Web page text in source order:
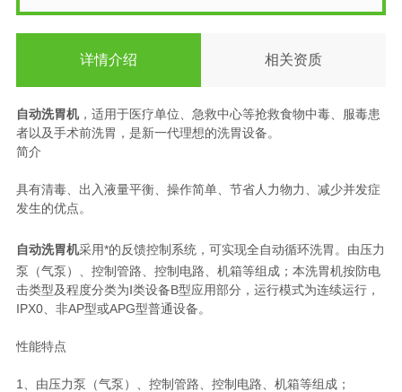
详情介绍 相关资质
自动洗胃机，适用于医疗单位、急救中心等抢救食物中毒、服毒患
者以及手术前洗胃，是新一代理想的洗胃设备。
简介
具有清毒、出入液量平衡、操作简单、节省人力物力、减少并发症
发生的优点。
自动洗胃机采用*的反馈控制系统，可实现全自动循环洗胃。由压力
泵（气泵）、控制管路、控制电路、机箱等组成；本洗胃机按防电
击类型及程度分类为Ⅰ类设备B型应用部分，运行模式为连续运行，
IPX0、非AP型或APG型普通设备。
性能特点
1、由压力泵（气泵）、控制管路、控制电路、机箱等组成；